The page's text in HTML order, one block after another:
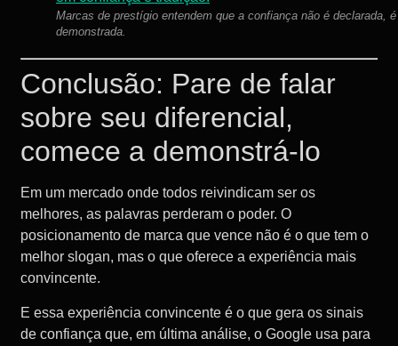
Marcas de prestígio entendem que a confiança não é declarada, é
demonstrada.
Conclusão: Pare de falar
sobre seu diferencial,
comece a demonstrá-lo
Em um mercado onde todos reivindicam ser os
melhores, as palavras perderam o poder. O
posicionamento de marca que vence não é o que tem o
melhor slogan, mas o que oferece a experiência mais
convincente.
E essa experiência convincente é o que gera os sinais
de confiança que, em última análise, o Google usa para